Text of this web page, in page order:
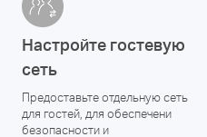
Настройте гостевую
сеть
Предоставьте отдельную сеть
для гостей, для обеспечени
безопасности и